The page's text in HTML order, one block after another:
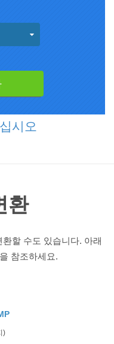
시오
환
할 수도 있습니다. 아래
참조하세요.
)